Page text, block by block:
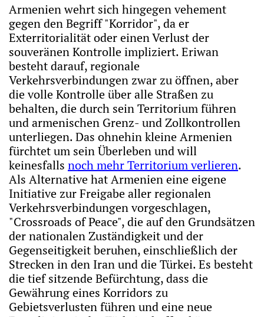
Armenien wehrt sich hingegen vehement
gegen den Begriff "Korridor", da er
Exterritorialität oder einen Verlust der
souveränen Kontrolle impliziert. Eriwan
besteht darauf, regionale
Verkehrsverbindungen zwar zu öffnen, aber
die volle Kontrolle über alle Straßen zu
behalten, die durch sein Territorium führen
und armenischen Grenz- und Zollkontrollen
unterliegen. Das ohnehin kleine Armenien
fürchtet um sein Überleben und will
keinesfalls noch mehr Territorium verlieren.
Als Alternative hat Armenien eine eigene
Initiative zur Freigabe aller regionalen
Verkehrsverbindungen vorgeschlagen,
"Crossroads of Peace", die auf den Grundsätzen
der nationalen Zuständigkeit und der
Gegenseitigkeit beruhen, einschließlich der
Strecken in den Iran und die Türkei. Es besteht
die tief sitzende Befürchtung, dass die
Gewährung eines Korridors zu
Gebietsverlusten führen und eine neue